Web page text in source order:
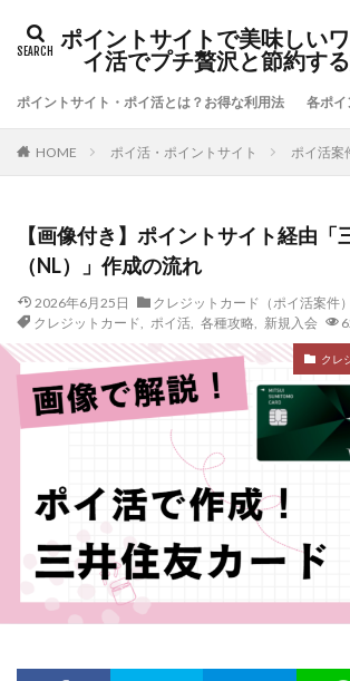
ポイントサイトで美味しい
イ活でプチ贅沢と節約す
ポイントサイト・ポイ活とは？お得な利用法 各ポイ
HOME ポイ活・ポイントサイト ポイ活案
【画像付き】ポイントサイト経由「
（NL）」作成の流れ
2026年6月25日
クレジットカード（ポイ活案件）
クレジットカード
ポイ活, 各種攻略, 新規入会
クレ